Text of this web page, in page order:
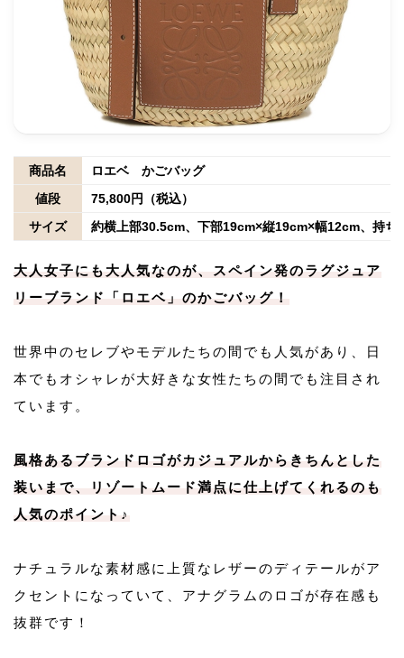
商品名
ロエベ かごバッグ
値段
75,800円（税込）
サイズ
約横上部30.5cm、下部19cm×縦19cm×幅12cm、持
大人女子にも大人気なのが、スペイン発のラグジュア
リーブランド「ロエベ」のかごバッグ！
世界中のセレブやモデルたちの間でも人気があり、日
本でもオシャレが大好きな女性たちの間でも注目され
ています。
風格あるブランドロゴがカジュアルからきちんとした
装いまで、リゾートムード満点に仕上げてくれるのも
人気のポイント♪
ナチュラルな素材感に上質なレザーのディテールがア
クセントになっていて、アナグラムのロゴが存在感も
抜群です！